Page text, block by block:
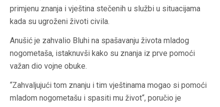
primjenu znanja i vještina stečenih u službi u situacijama
kada su ugroženi životi civila.
Anušić je zahvalio Bluhi na spašavanju života mladog
nogometaša, istaknuvši kako su znanja iz prve pomoći
važan dio vojne obuke.
“Zahvaljujući tom znanju i tim vještinama mogao si pomoći
mladom nogometašu i spasiti mu život“, poručio je